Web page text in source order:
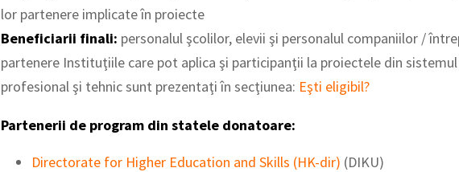
lor partenere implicate în proiecte
Beneficiarii finali: personalul şcolilor, elevii şi personalul companiilor /
partenere Instituţiile care pot aplica şi participanţii la proiectele din
profesional şi tehnic sunt prezentaţi în secţiunea: Eşti eligibil?
Partenerii de program din statele donatoare:
Directorate for Higher Education and Skills (HK-dir) (DIKU)